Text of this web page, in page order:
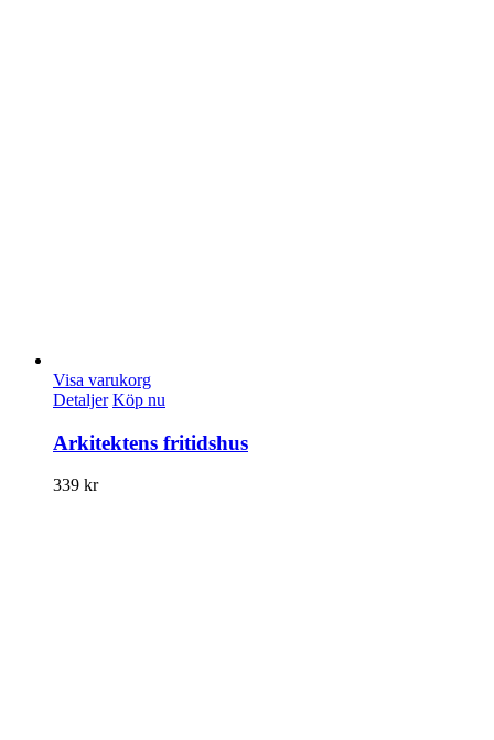
Visa varukorg
Detaljer Köp nu
Arkitektens fritidshus
339 kr